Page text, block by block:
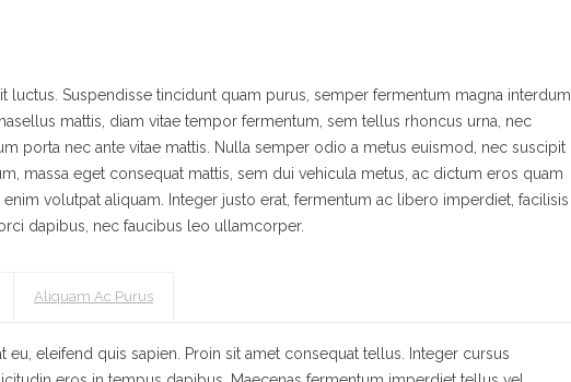
luctus. Suspendisse tincidunt quam purus, semper fermentum magna interdum
mattis, diam vitae tempor fermentum, sem tellus rhoncus urna, nec
porta nec ante vitae mattis. Nulla semper odio a metus euismod, nec suscipit
massa eget consequat mattis, sem dui vehicula metus, ac dictum eros quam
volutpat aliquam. Integer justo erat, fermentum ac libero imperdiet, facilisis
dapibus, nec faucibus leo ullamcorper.
Aliquam Ac Purus
eu, eleifend quis sapien. Proin sit amet consequat tellus. Integer cursus